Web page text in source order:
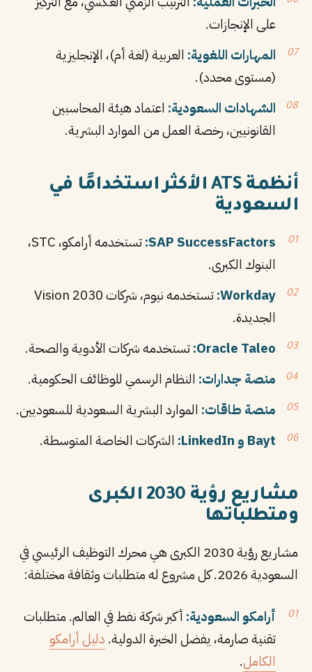
على الإنجازات.
المهارات اللغوية: العربية (لغة أم)، الإنجليزية
(مستوى محدد).
الشهادات السعودية: اعتماد هيئة المحاسبين
القانونيين، رخصة العمل من الموارد البشرية.
أنظمة ATS الأكثر استخدامًا في
السعودية
SAP SuccessFactors:
تستخدمه أرامكو، STC،
البنوك الكبرى.
Workday:
تستخدمه نيوم، شركات Vision 2030
الجديدة.
Oracle Taleo: تستخدمه شركات الأدوية والصحة.
منصة جدارات: النظام الرسمي للوظائف الحكومية.
منصة طاقات: الموارد البشرية السعودية للسعوديين.
Bayt و LinkedIn:
الشركات الخاصة المتوسطة.
مشاريع رؤية 2030 الكبرى
ومتطلباتها
مشاريع رؤية 2030 الكبرى هي محرك التوظيف الرئيسي في
السعودية 2026. كل مشروع له متطلبات وثقافة مختلفة:
أرامكو السعودية: أكبر شركة نفط في العالم. متطلبات
تقنية صارمة، يفضل الخبرة الدولية. دليل أرامكو
الكامل.